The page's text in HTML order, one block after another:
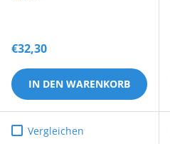
€32,30
IN DEN WARENKORB
Vergleichen